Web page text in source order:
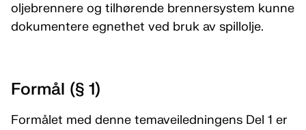
oljebrennere og tilhørende brennersystem kunne
dokumentere egnethet ved bruk av spillolje.
Formål (§ 1)
Formålet med denne temaveiledningens Del 1 er